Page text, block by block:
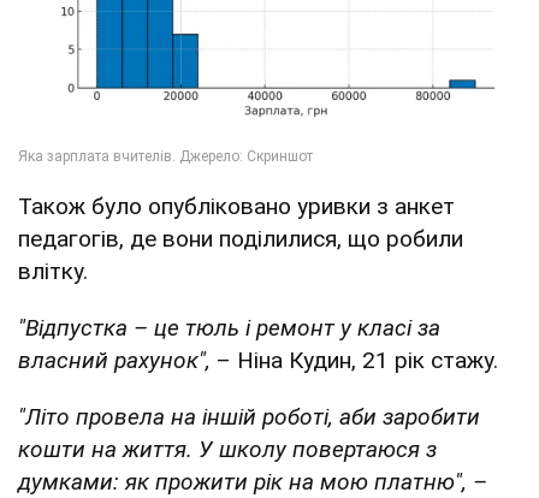
Також було опубліковано уривки з анкет
педагогів, де вони поділилися, що робили
влітку.
"Відпустка – це тюль і ремонт у класі за
власний рахунок", – Ніна Кудин, 21 рік стажу.
"Літо провела на іншій роботі, аби заробити
кошти на життя. У школу повертаюся з
думками: як прожити рік на мою платню", –